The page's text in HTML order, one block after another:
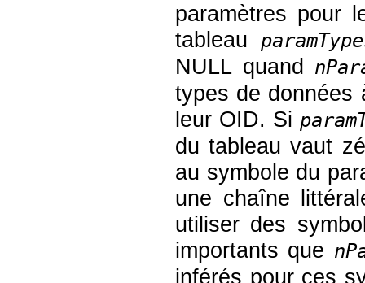
paramètres pour
tableau
NULLquand
types de données
leur OID. Si
du tableau vaut
au symbole du
une chaîne
utiliser des
importants que
inférés pour ces